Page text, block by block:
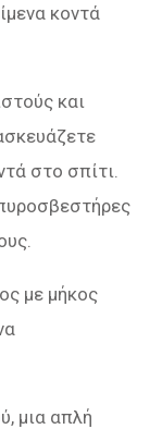
κοντά
και
στο σπίτι.
με μήκος
μια απλή